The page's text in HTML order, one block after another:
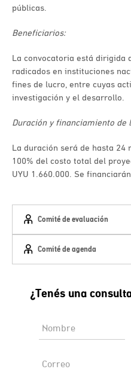
públicas.
Beneficiarios:
La convocatoria está dirigida
radicados en instituciones
fines de lucro, entre cuyas
investigación y el desarrollo.
Duración y financiamiento de
La duración será de hasta 24
100% del costo total del
UYU 1.660.000. Se
Comité de evaluación
Comité de agenda